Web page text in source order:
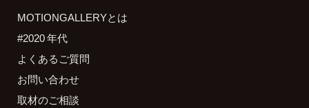
MOTIONGALLERYとは
#2020 年代
よくあるご質問
お問い合わせ
取材のご相談